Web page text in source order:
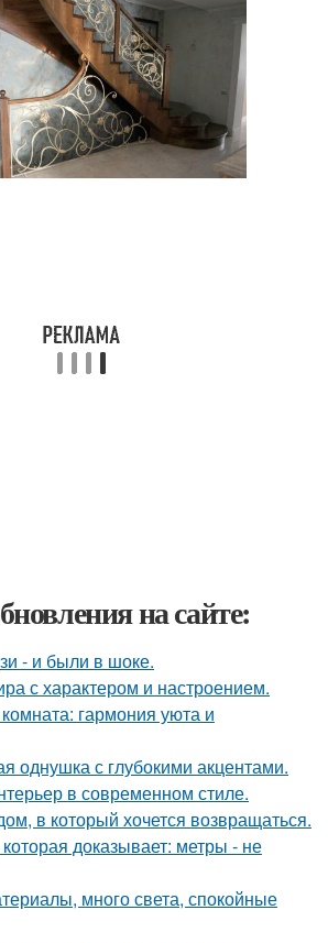
на сайте:
- и были в шоке.
с характером и настроением.
гармония уюта и
однушка с глубокими акцентами.
в современном стиле.
в который хочется возвращаться.
доказывает: метры - не
много света, спокойные